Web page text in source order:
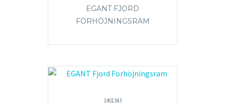
EGANT FJORD
FÖRHÖJNINGSRAM
1401343